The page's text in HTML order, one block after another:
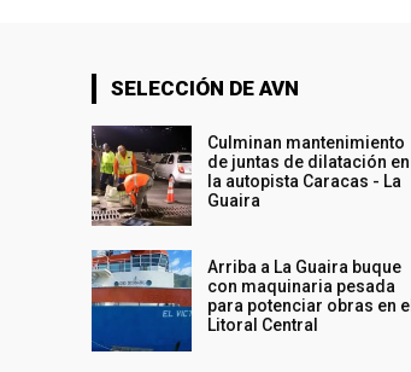
SELECCIÓN DE AVN
Culminan mantenimiento
de juntas de dilatación en
la autopista Caracas - La
Guaira
Arriba a La Guaira buque
con maquinaria pesada
para potenciar obras en el
Litoral Central